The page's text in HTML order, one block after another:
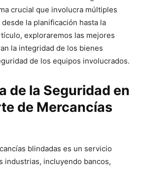
crucial que involucra múltiples
la planificación hasta la
exploraremos las mejores
la integridad de los bienes
de los equipos involucrados.
de la Seguridad en
de Mercancías
blindadas es un servicio
industrias, incluyendo bancos,